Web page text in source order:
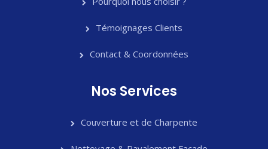
Témoignages Clients
Contact & Coordonnées
Nos Services
Couverture et de Charpente